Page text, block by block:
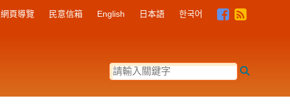
網頁導覽 民意信箱 English 日本語 한국어
請輸入關鍵